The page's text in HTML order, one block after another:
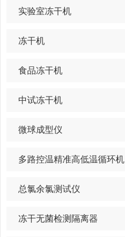
实验室冻干机
冻干机
食品冻干机
中试冻干机
微球成型仪
多路控温精准高低温循环机
总氯余氯测试仪
冻干无菌检测隔离器